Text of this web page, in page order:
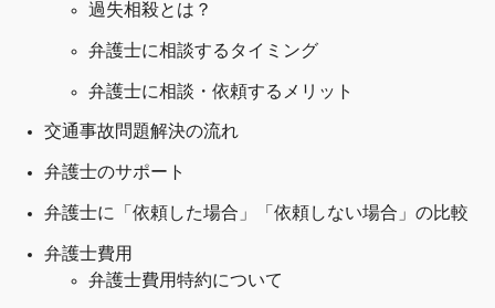
過失相殺とは？
弁護士に相談するタイミング
弁護士に相談・依頼するメリット
交通事故問題解決の流れ
弁護士のサポート
弁護士に「依頼した場合」「依頼しない場合」の比較
弁護士費用
弁護士費用特約について